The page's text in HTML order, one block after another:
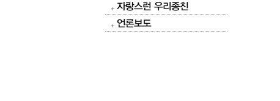
자랑스런 우리종친
언론보도